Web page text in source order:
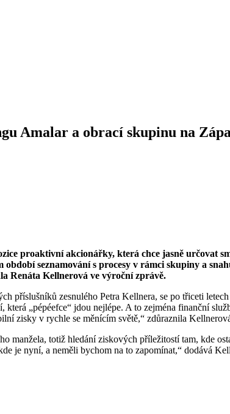
Amalar a obrací skupinu na
proaktivní akcionářky, která chce jasně určovat
seznamování s procesy v rámci skupiny a
Renáta Kellnerová ve výroční zprávě.
příslušníků zesnulého Petra Kellnera, se po třiceti
„pépéefce“ jdou nejlépe. A to zejména finanční
zisky v rychle se měnícím světě,“ zdůraznila
manžela, totiž hledání ziskových příležitostí tam, kde
je nyní, a neměli bychom na to zapomínat,“ dodává